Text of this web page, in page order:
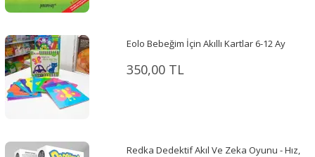
Eolo Bebeğim İçin Akıllı Kartlar 6-12 Ay
350,00 TL
Redka Dedektif Akıl Ve Zeka Oyunu - Hız,